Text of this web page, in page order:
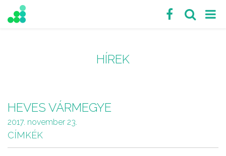
HÍREK
HEVES VÁRMEGYE
2017. november 23.
CÍMKÉK